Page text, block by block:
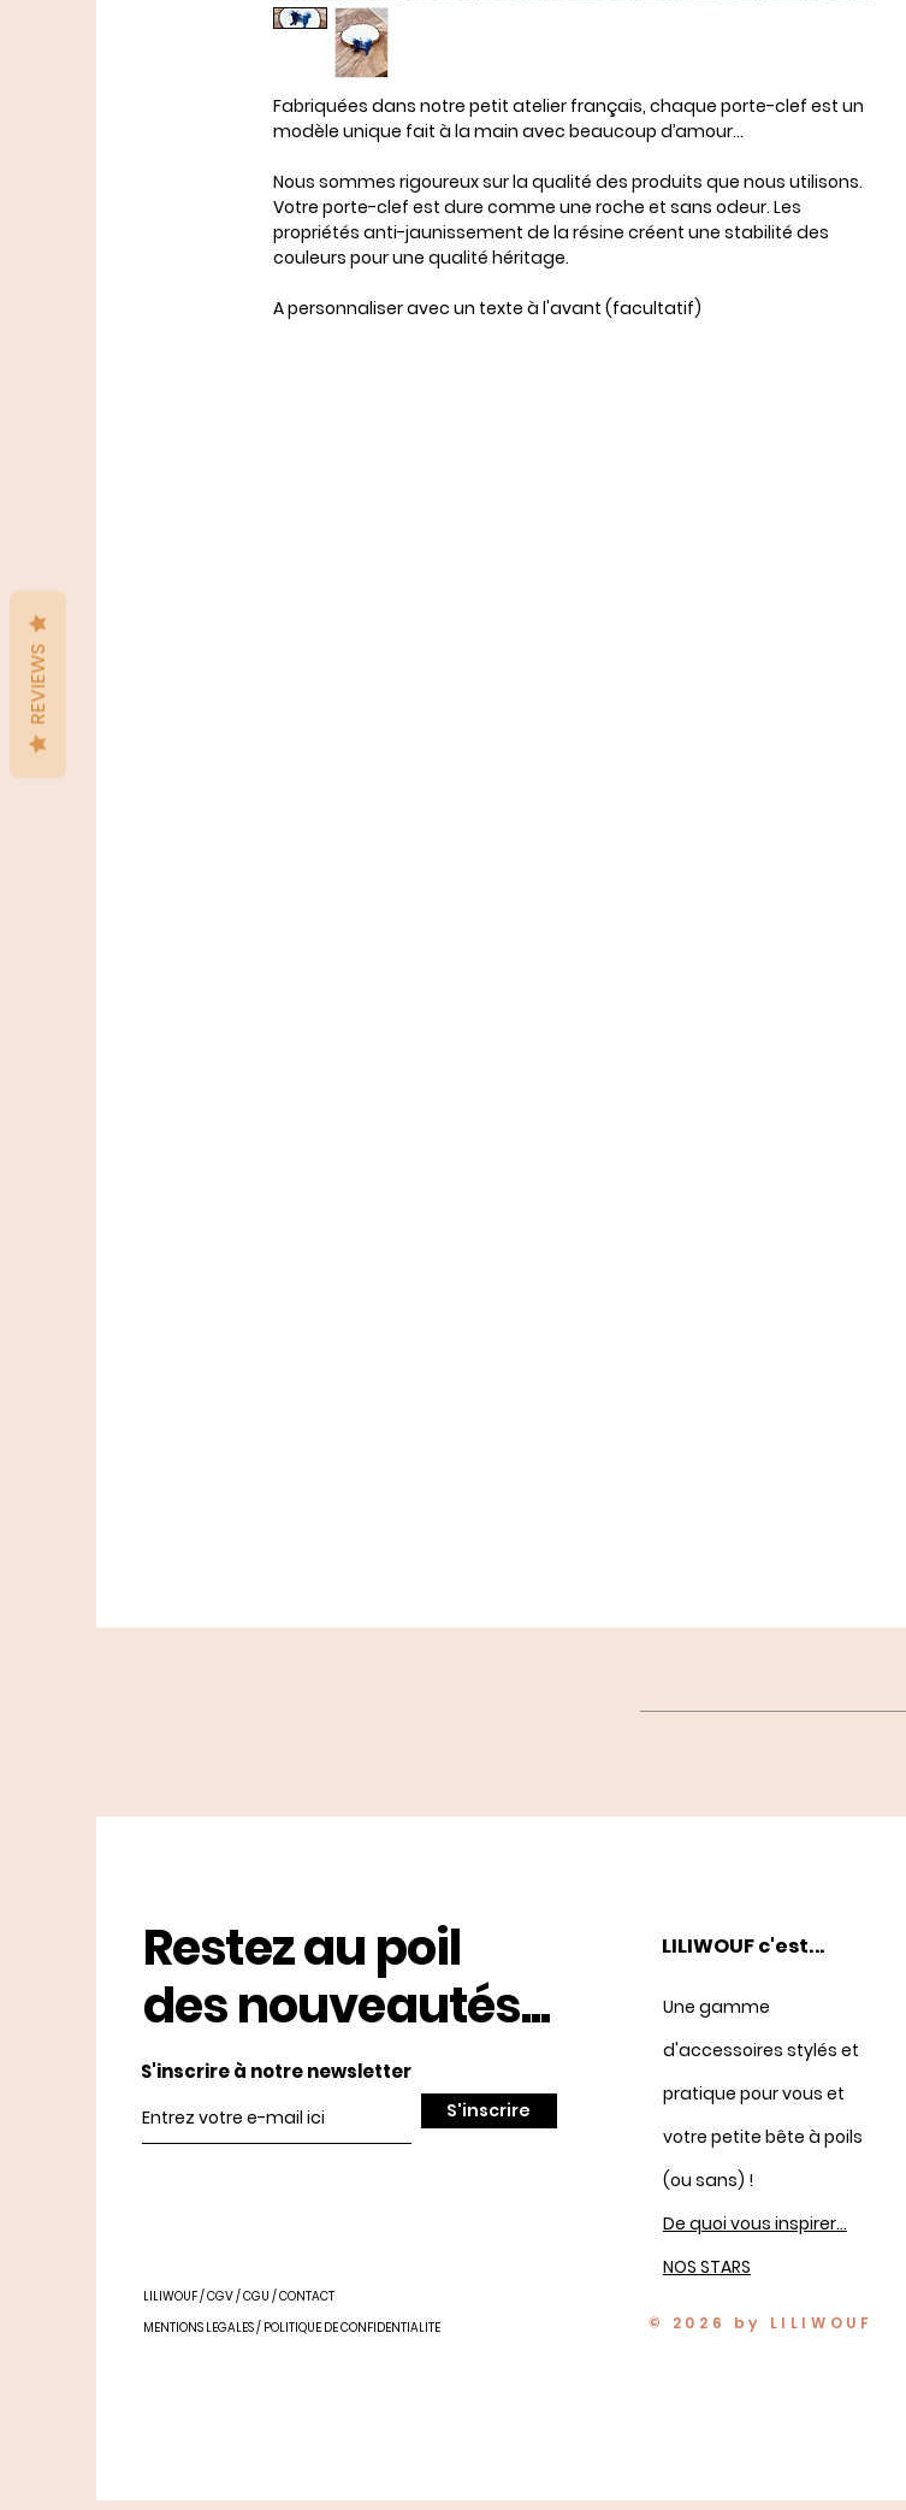
Fabriquées dans notre petit atelier français, chaque porte-clef est un
modèle unique fait à la main avec beaucoup d’amour…
Nous sommes rigoureux sur la qualité des produits que nous utilisons.
Votre porte-clef est dure comme une roche et sans odeur. Les
propriétés anti-jaunissement de la résine créent une stabilité des
couleurs pour une qualité héritage.
A personnaliser avec un texte à l'avant (facultatif)
Restez au poil
des nouveautés...
S'inscrire à notre newsletter
S'inscrire
LILIWOUF/CGV/CGU /CONTACT
MENTIONS LEGALES/ POLITIQUE DE CONFIDENTIALITE
LILIWOUF c'est...
Une gamme
d'accessoires stylés et
pratique pour vous et
votre petite bête à poils
(ou sans) !
De quoi vous inspirer...
NOS STARS
© 2026 by LILIWOUF
REVIEWS